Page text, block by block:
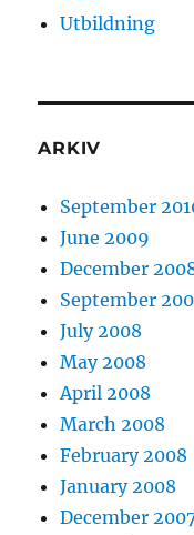
Utbildning
ARKIV
September
June 2009
December
September
July 2008
May 2008
April 2008
March 2008
February 2008
January 2008
December